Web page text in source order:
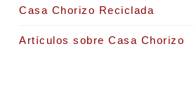
Casa Chorizo Reciclada
Artículos sobre Casa Chorizo